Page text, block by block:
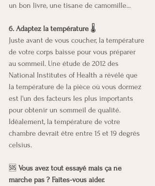
un bon livre, une tisane de camomille...
6. Adaptez la température 🌡️
Juste avant de vous coucher, la température
de votre corps baisse pour vous préparer
au sommeil. Une étude de 2012 des
National Institutes of Health a révélé que
la température de la pièce où vous dormez
est l'un des facteurs les plus importants
pour obtenir un sommeil de qualité.
Idéalement, la température de votre
chambre devrait être entre 15 et 19 degrés
celsius.
🆘 Vous avez tout essayé mais ça ne
marche pas ? Faites-vous aider.